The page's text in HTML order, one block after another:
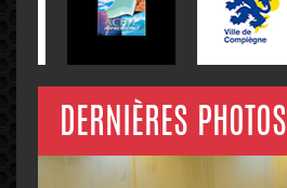
DERNIÈRES PHOTOS